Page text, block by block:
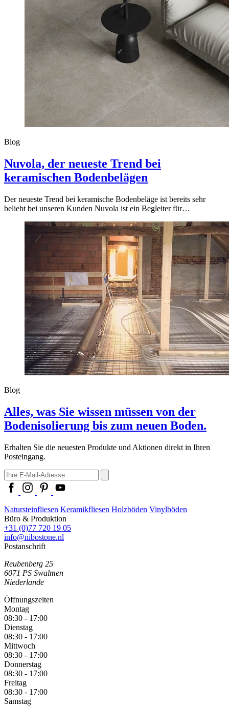
Blog
Nuvola, der neueste Trend bei
keramischen Bodenbelägen
Der neueste Trend bei keramische Bodenbeläge ist bereits sehr
beliebt bei unseren Kunden Nuvola ist ein Begleiter für…
Blog
Alles, was Sie wissen müssen von der
Bodenisolierung bis zum neuen Boden.
Erhalten Sie die neuesten Produkte und Aktionen direkt in Ihren
Posteingang.
Natursteinfliesen Keramikfliesen Holzböden Vinylböden
Büro & Produktion
+31 (0)77 720 19 05
info@nibostone.nl
Postanschrift
Reubenberg 25
6071 PS Swalmen
Niederlande
Öffnungszeiten
Montag
08:30 - 17:00
Dienstag
08:30 - 17:00
Mittwoch
08:30 - 17:00
Donnerstag
08:30 - 17:00
Freitag
08:30 - 17:00
Samstag